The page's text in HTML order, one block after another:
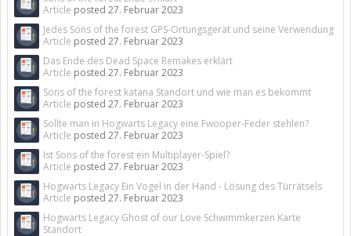
Article posted 27. Februar 2023
Jedes Sons of the forest GPS-Ortungsgerät und seine Verwendung
Article posted 27. Februar 2023
Das Ende des Dead Space Remakes erklärt
Article posted 27. Februar 2023
Sons of the forest katana Standort und wie man es bekommt
Article posted 27. Februar 2023
Sollte man in Hogwarts Legacy eine Fwooper-Feder stehlen?
Article posted 27. Februar 2023
Ist Sons of the forest ein Multiplayer-Spiel?
Article posted 27. Februar 2023
Hogwarts Legacy Ein Vogel in der Hand - Lösung des Türrätsels
Article posted 27. Februar 2023
Hogwarts Legacy Ghost of our Love Schwimmkerzen Karte
Standort